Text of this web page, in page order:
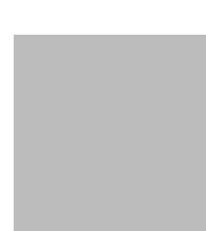
Mikro